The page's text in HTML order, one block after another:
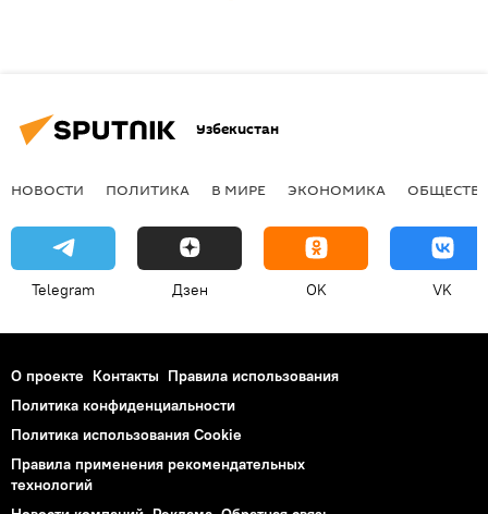
Узбекистан
НОВОСТИ ПОЛИТИКА В МИРЕ ЭКОНОМИКА
Telegram Дзен OK VK
О проекте Контакты Правила использования
Политика конфиденциальности
Политика использования Cookie
Правила применения рекомендательных
технологий